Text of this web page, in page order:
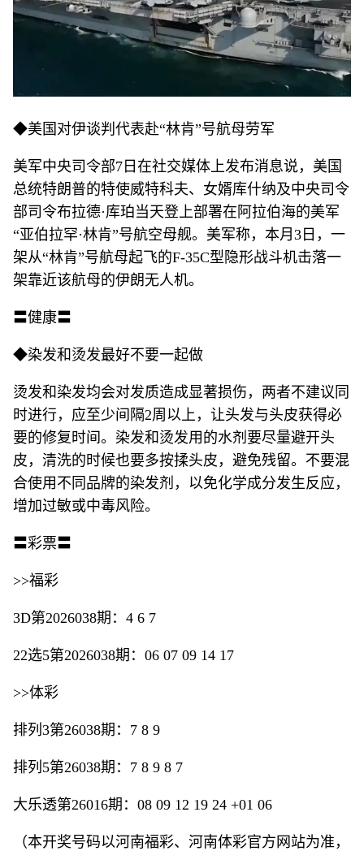
◆美国对伊谈判代表赴“林肯”号航母劳军
美军中央司令部7日在社交媒体上发布消息说，美国
总统特朗普的特使威特科夫、女婿库什纳及中央司令
部司令布拉德·库珀当天登上部署在阿拉伯海的美军
“亚伯拉罕·林肯”号航空母舰。美军称，本月3日，一
架从“林肯”号航母起飞的F-35C型隐形战斗机击落一
架靠近该航母的伊朗无人机。
〓健康〓
◆染发和烫发最好不要一起做
烫发和染发均会对发质造成显著损伤，两者不建议同
时进行，应至少间隔2周以上，让头发与头皮获得必
要的修复时间。染发和烫发用的水剂要尽量避开头
皮，清洗的时候也要多按揉头皮，避免残留。不要混
合使用不同品牌的染发剂，以免化学成分发生反应，
增加过敏或中毒风险。
〓彩票〓
>>福彩
3D第2026038期：4 6 7
22选5第2026038期：06 07 09 14 17
>>体彩
排列3第26038期：7 8 9
排列5第26038期：7 8 9 8 7
大乐透第26016期：08 09 12 19 24 +01 06
（本开奖号码以河南福彩、河南体彩官方网站为准，